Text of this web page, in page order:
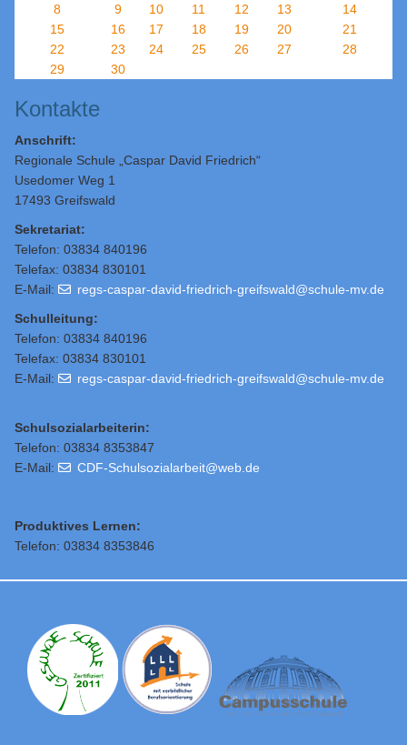
8
9 10 11 12 13
14
15
16 17 18 19 20
21
22
23 24 25 26 27
28
29
30
Kontakte
Anschrift:
Regionale Schule „Caspar David Friedrich“
Usedomer Weg 1
17493 Greifswald
Sekretariat:
Telefon: 03834 840196
Telefax: 03834 830101
E-Mail:
regs-caspar-david-friedrich-greifswald@schule-mv.de
Schulleitung:
Telefon: 03834 840196
Telefax: 03834 830101
E-Mail:
regs-caspar-david-friedrich-greifswald@schule-mv.de
Schulsozialarbeiterin:
Telefon: 03834 8353847
E-Mail:
CDF-Schulsozialarbeit@web.de
Produktives Lernen:
Telefon: 03834 8353846